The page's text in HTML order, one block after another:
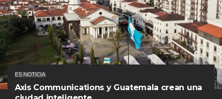
ES NOTICIA
Axis Communications y Guatemala crean una